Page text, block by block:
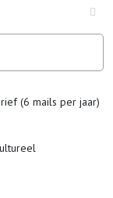
(6 mails per jaar)